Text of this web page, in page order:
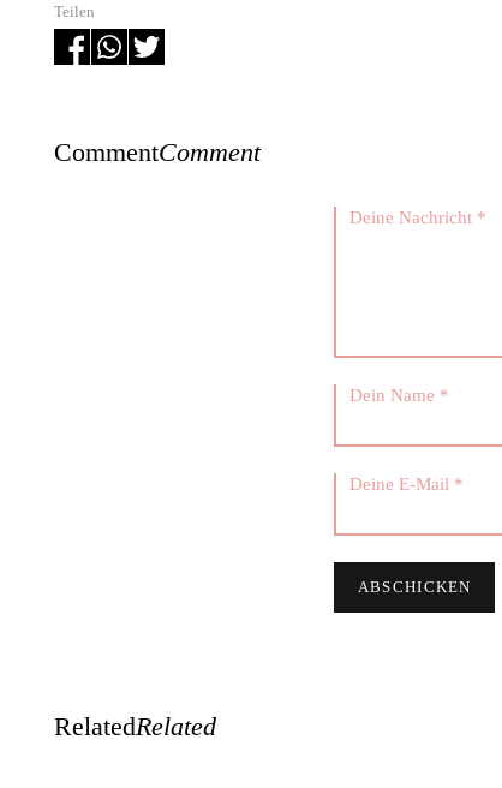
Teilen
CommentComment
RelatedRelated